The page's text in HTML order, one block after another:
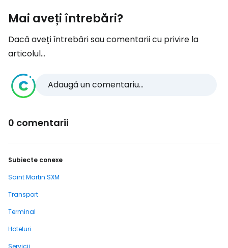
Mai aveți întrebări?
Dacă aveți întrebări sau comentarii cu privire la
articolul...
Adaugă un comentariu...
0 comentarii
Subiecte conexe
Saint Martin SXM
Transport
Terminal
Hoteluri
Servicii